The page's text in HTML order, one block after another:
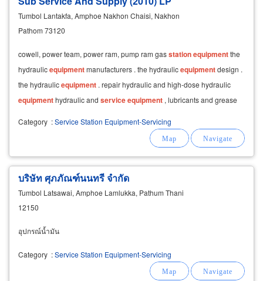
Tumbol Lantakfa, Amphoe Nakhon Chaisi, Nakhon
Pathom 73120
cowell, power team, power ram, pump ram gasstationequipmentthe
hydraulicequipmentmanufacturers . the hydraulicequipmentdesign .
the hydraulicequipment . repair hydraulic and high-dose hydraulic
equipmenthydraulic and serviceequipment , lubricants and grease
Category :Service Station Equipment-Servicing
บริษัท ศุภภัณฑ์นนทรี จำกัด
Tumbol Latsawai, Amphoe Lamlukka, Pathum Thani
12150
อุปกรณ์น้ำมัน
Category :Service Station Equipment-Servicing